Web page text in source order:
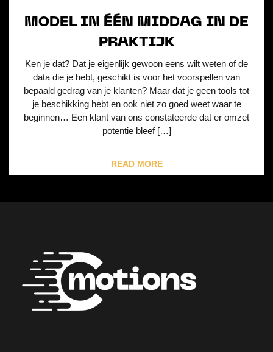
MODEL IN ÉÉN MIDDAG IN DE
PRAKTIJK
Ken je dat? Dat je eigenlijk gewoon eens wilt weten of de
data die je hebt, geschikt is voor het voorspellen van
bepaald gedrag van je klanten? Maar dat je geen tools tot
je beschikking hebt en ook niet zo goed weet waar te
beginnen… Een klant van ons constateerde dat er omzet
potentie bleef […]
READ MORE